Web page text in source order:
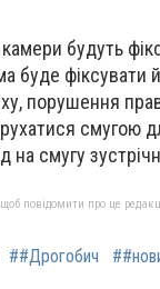
будуть
буде фіксувати
порушення
смугою
на смугу
повідомити про це
##Дрогобич